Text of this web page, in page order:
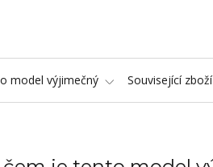
model výjimečný Související zboží